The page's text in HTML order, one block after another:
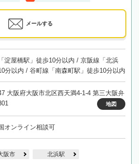
メールする
淀屋橋駅」徒歩10分以内 / 京阪線「北浜
分以内 / 谷町線「南森町駅」徒歩10分以内
大阪府大阪市北区西天満4-1-4 第三大阪弁
地図
オンライン相談可
阪市 北浜駅